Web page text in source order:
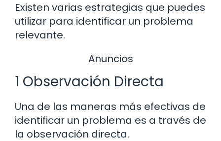
Existen varias estrategias que puedes
utilizar para identificar un problema
relevante.
Anuncios
1 Observación Directa
Una de las maneras más efectivas de
identificar un problema es a través de
la observación directa.